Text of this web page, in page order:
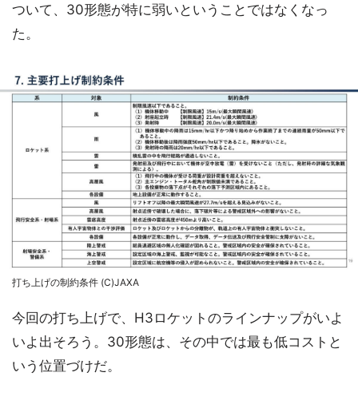
ついて、30形態が特に弱いということではなくなっ
た。
打ち上げの制約条件 (C)JAXA
今回の打ち上げで、H3ロケットのラインナップがいよ
いよ出そろう。30形態は、その中では最も低コストと
いう位置づけだ。